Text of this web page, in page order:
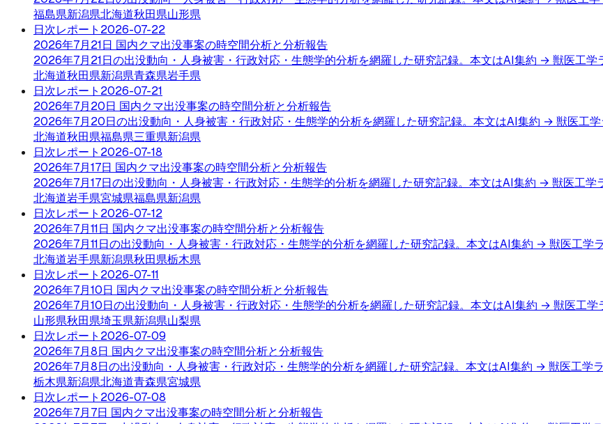
福島県新潟県北海道秋田県山形県
日次レポート 2026-07-22
2026年7月21日 国内クマ出没事案の時空間分析と分析報告
2026年7月21日の出没動向・人身被害・行政対応・生態学的分析を網羅した研究記録。本文はAI集約 → 獣医工学
北海道秋田県新潟県青森県岩手県
日次レポート 2026-07-21
2026年7月20日 国内クマ出没事案の時空間分析と分析報告
2026年7月20日の出没動向・人身被害・行政対応・生態学的分析を網羅した研究記録。本文はAI集約 → 獣医工学
北海道秋田県福島県三重県新潟県
日次レポート 2026-07-18
2026年7月17日 国内クマ出没事案の時空間分析と分析報告
2026年7月17日の出没動向・人身被害・行政対応・生態学的分析を網羅した研究記録。本文はAI集約 → 獣医工学
北海道岩手県宮城県福島県新潟県
日次レポート 2026-07-12
2026年7月11日 国内クマ出没事案の時空間分析と分析報告
2026年7月11日の出没動向・人身被害・行政対応・生態学的分析を網羅した研究記録。本文はAI集約 → 獣医工学ラ
北海道岩手県新潟県秋田県栃木県
日次レポート 2026-07-11
2026年7月10日 国内クマ出没事案の時空間分析と分析報告
2026年7月10日の出没動向・人身被害・行政対応・生態学的分析を網羅した研究記録。本文はAI集約 → 獣医工学
山形県秋田県埼玉県新潟県山梨県
日次レポート 2026-07-09
2026年7月8日 国内クマ出没事案の時空間分析と分析報告
2026年7月8日の出没動向・人身被害・行政対応・生態学的分析を網羅した研究記録。本文はAI集約 → 獣医工学ラ
栃木県新潟県北海道青森県宮城県
日次レポート 2026-07-08
2026年7月7日 国内クマ出没事案の時空間分析と分析報告